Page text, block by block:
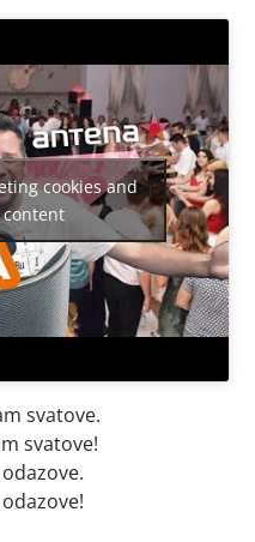
cookies and
svatove.
svatove!